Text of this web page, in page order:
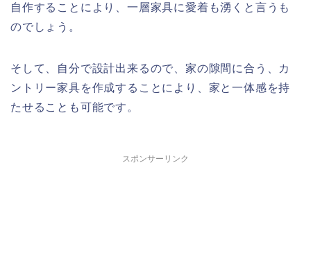
自作することにより、一層家具に愛着も湧くと言うも
のでしょう。
そして、自分で設計出来るので、家の隙間に合う、カ
ントリー家具を作成することにより、家と一体感を持
たせることも可能です。
スポンサーリンク